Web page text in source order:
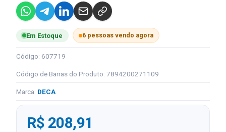
Em Estoque 6 pessoas vendo agora
Código: 607719
Código de Barras do Produto: 7894200271109
Marca: DECA
R$ 208,91